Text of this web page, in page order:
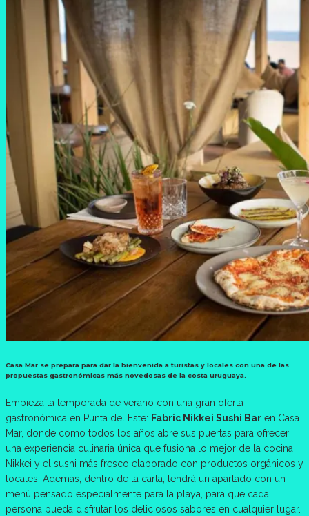
Casa Mar se prepara para dar la bienvenida a turistas y locales con una de las
propuestas gastronómicas más novedosas de la costa uruguaya.
Empieza la temporada de verano con una gran oferta
gastronómica en Punta del Este: Fabric Nikkei Sushi Bar en Casa
Mar, donde como todos los años abre sus puertas para ofrecer
una experiencia culinaria única que fusiona lo mejor de la cocina
Nikkei y el sushi más fresco elaborado con productos orgánicos y
locales. Además, dentro de la carta, tendrá un apartado con un
menú pensado especialmente para la playa, para que cada
persona pueda disfrutar los deliciosos sabores en cualquier lugar.